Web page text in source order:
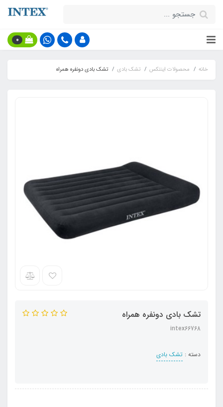
0
خانه محصولات اینتکس تشک بادی تشک بادی دونفره همراه
تشک بادی دونفره همراه
intex66768
دسته : تشک بادی